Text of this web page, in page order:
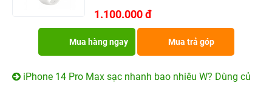
1.100.000 đ
Mua hàng ngay Mua trả góp
iPhone 14 Pro Max sạc nhanh bao nhiêu W? Dùng củ